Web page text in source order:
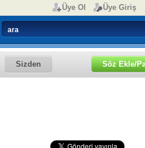
Üye Ol Üye Giriş
Sizden Söz Ekle/